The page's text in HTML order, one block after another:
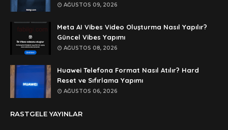
Anonymous
🥰🥰🥰
Anonymous
dedezıplatan31 beğend👌
Anonymous
rar dosyasının şifresi nedir
AĞUSTOS 09, 2026
Meta AI Vibes Video Oluşturma Nasıl Yapılır?
Güncel Vibes Yapımı
AĞUSTOS 08, 2026
Huawei Telefona Format Nasıl Atılır? Hard
Reset ve Sıfırlama Yapımı
AĞUSTOS 06, 2026
RASTGELE YAYINLAR